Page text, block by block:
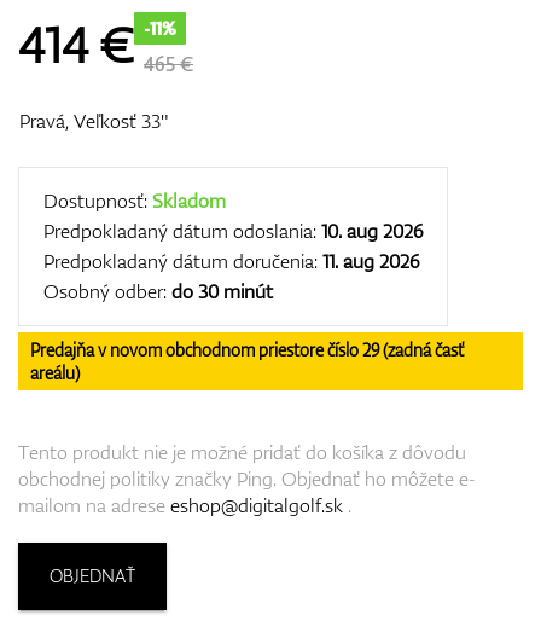
Darčekové poukážky
414€ -11%
465 €
Pravá, Veľkosť 33"
Dostupnosť:Skladom
Predpokladaný dátum odoslania:10. aug 2026
Predpokladaný dátum doručenia:11. aug 2026
Osobný odber:do 30 minút
Predajňa v novom obchodnom priestore číslo 29 (zadná časť
areálu)
Tento produkt nie je možné pridať do košíka z dôvodu
obchodnej politiky značky Ping. Objednať ho môžete e-
mailom na adreseeshop@digitalgolf.sk .
OBJEDNAŤ